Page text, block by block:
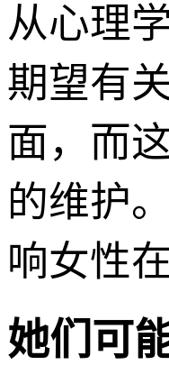
从心理
期望有
面，而
的维护
响女性
她们可